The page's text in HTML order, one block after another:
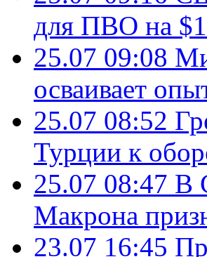
для ПВО на
25.07 09:08
осваивает
25.07 08:52
Турции к
25.07 08:47 В
Макрона
23.07 16:45